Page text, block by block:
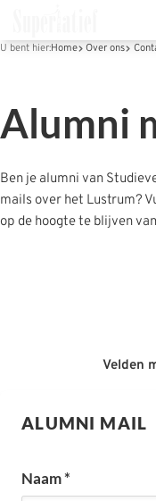
U bent hier:Home Over ons
Alumni
Ben je alumni van
mails over het Lustrum?
op de hoogte te blijven
Velden
ALUMNI MAIL
Naam *